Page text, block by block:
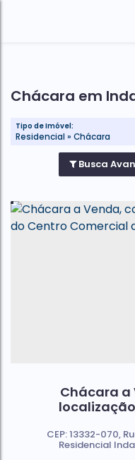
Chácara em
Tipo de Imóvel:
Residencial » Chácara
Busca
Chácara a
CEP: 13332-070,
Residencial